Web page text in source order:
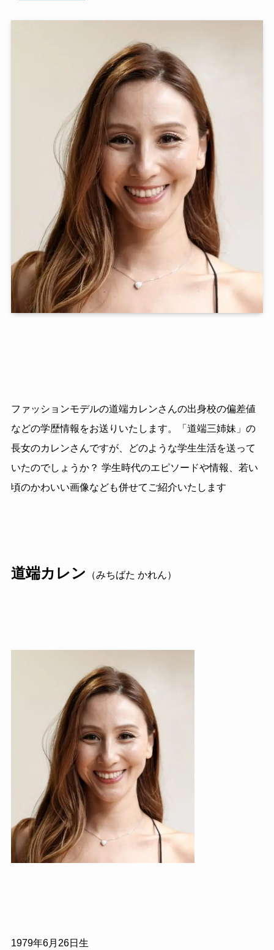
ファッションモデルの道端カレンさんの出身校の偏差値
などの学歴情報をお送りいたします。「道端三姉妹」の
長女のカレンさんですが、どのような学生生活を送って
いたのでしょうか？ 学生時代のエピソードや情報、若い
頃のかわいい画像なども併せてご紹介いたします
道端カレン （みちばた かれん）
1979年6月26日生